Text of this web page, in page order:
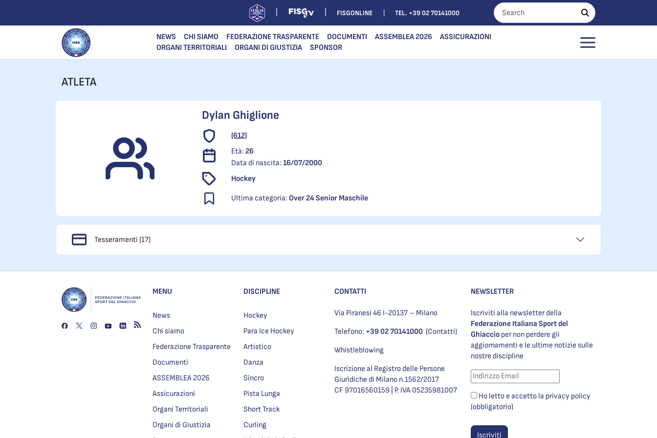
FISGONLINE TEL. +39 02 70141000
NEWS CHI SIAMO FEDERAZIONE TRASPARENTE DOCUMENTI ASSEMBLEA 2026
ASSICURAZIONI
ORGANI TERRITORIALI
ORGANI DI GIUSTIZIA SPONSOR
ATLETA
Dylan Ghiglione
(612)
Età:26
Data di nascita:16/07/2000
Hockey
Ultima categoria: Over 24 Senior Maschile
Tesseramenti (17)
MENU
News
Chi siamo
Federazione Trasparente
Documenti
ASSEMBLEA 2026
Assicurazioni
Organi Territoriali
Organi di Giustizia
DISCIPLINE
Hockey
Para Ice Hockey
Artistico
Danza
Sincro
Pista Lunga
Short Track
Curling
CONTATTI
Via Piranesi 46 I-20137 – Milano
Telefono: +39 02 70141000 (Contatti)
Whistleblowing
Iscrizione al Registro delle Persone
Giuridiche di Milano n.1562/2017
CF 97016560159 | P. IVA 05235981007
NEWSLETTER
Iscriviti alla newsletter della
Federazione Italiana Sport del
Ghiaccio per non perdere gli
aggiornamenti e le ultime notizie sulle
nostre discipline
Ho letto e accetto la privacy policy
(obbligatorio)